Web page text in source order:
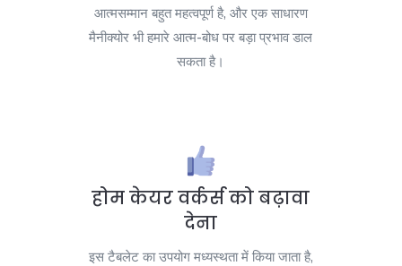
आत्मसम्मान बहुत महत्वपूर्ण है, और एक साधारण
मैनीक्योर भी हमारे आत्म-बोध पर बड़ा प्रभाव डाल
सकता है।
होम केयर वर्कर्स को बढ़ावा
देना
इस टैबलेट का उपयोग मध्यस्थता में किया जाता है,